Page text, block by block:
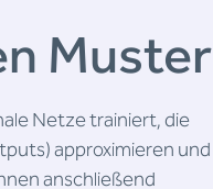
Muster
Netze trainiert, die
approximieren und
anschließend